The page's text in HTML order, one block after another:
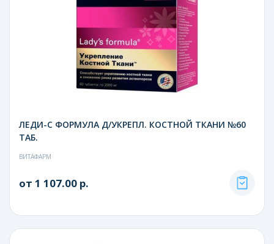
ЛЕДИ-С ФОРМУЛА Д/УКРЕПЛ. КОСТНОЙ ТКАНИ №60
ТАБ.
ВИТАФАРМ
от 1 107.00 р.